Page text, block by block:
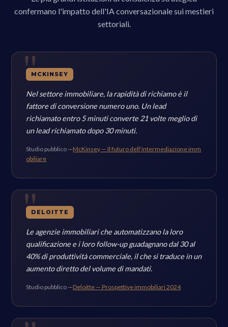
confermano l'impatto dell'IA conversazionale sui mestieri
settoriali.
MCKINSEY
Nel settore immobiliare, la rapidità di richiamo è il
fattore di conversione numero uno. Un lead
richiamato entro 5 minuti converte 21 volte meglio di
un lead richiamato dopo 30 minuti.
Studio pubblico —McKinsey — Il futuro dell'intermediazione imm
obiliare
DELOITTE
Le agenzie immobiliari che automatizzano la loro
qualificazione e i loro follow-up guadagnano dal 30 al
40% di produttività commerciale, il che si traduce in un
aumento diretto del volume di mandati.
Studio pubblico —Deloitte — Prospettive immobiliari 2024